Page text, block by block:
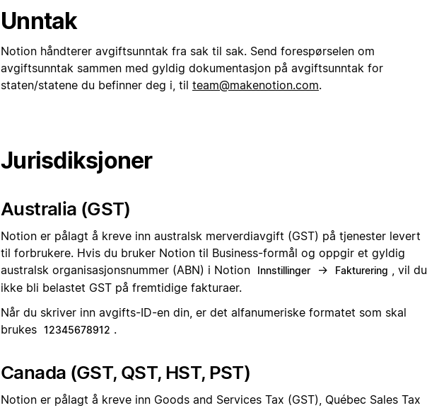
Unntak
Notion håndterer avgiftsunntak fra sak til sak. Send forespørselen om
avgiftsunntak sammen med gyldig dokumentasjon på avgiftsunntak for
staten/statene du befinner deg i, til team@makenotion.com.
Jurisdiksjoner
Australia (GST)
Notion er pålagt å kreve inn australsk merverdiavgift (GST) på tjenester levert
til forbrukere. Hvis du bruker Notion til Business-formål og oppgir et gyldig
australsk organisasjonsnummer (ABN) i Notion
Innstillinger → Fakturering , vil du
ikke bli belastet GST på fremtidige fakturaer.
Når du skriver inn avgifts-ID-en din, er det alfanumeriske formatet som skal
brukes 12345678912 .
Canada (GST, QST, HST, PST)
Notion er pålagt å kreve inn Goods and Services Tax (GST), Québec Sales Tax